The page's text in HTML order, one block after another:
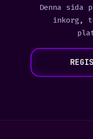
Denna sida
inkorg,